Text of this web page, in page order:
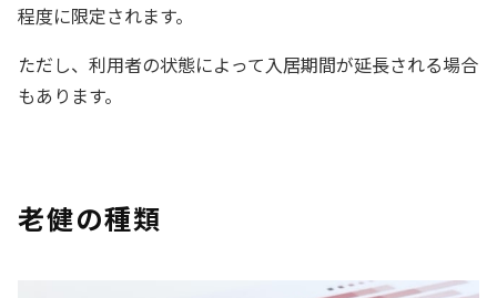
程度に限定されます。
ただし、利用者の状態によって入居期間が延長される場合
もあります。
老健の種類